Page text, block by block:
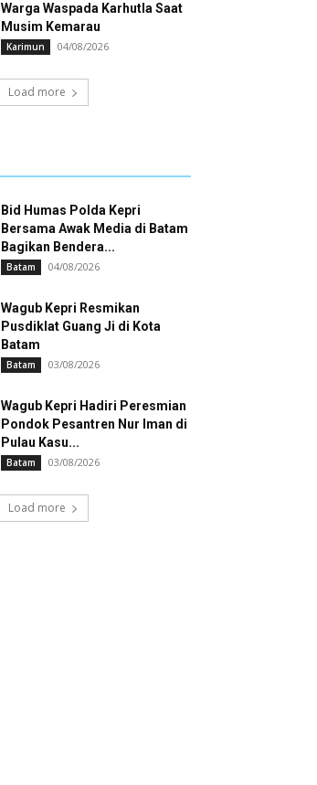
Warga Waspada Karhutla Saat
Musim Kemarau
Karimun 04/08/2026
Load more
Bid Humas Polda Kepri
Bersama Awak Media di Batam
Bagikan Bendera...
Batam 04/08/2026
Wagub Kepri Resmikan
Pusdiklat Guang Ji di Kota
Batam
Batam 03/08/2026
Wagub Kepri Hadiri Peresmian
Pondok Pesantren Nur Iman di
Pulau Kasu...
Batam 03/08/2026
Load more